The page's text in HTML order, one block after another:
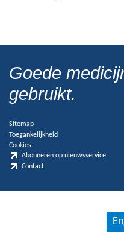
Goede
gebruikt.
Sitemap
Toegankelijkheid
Cookies
Abonneren op nieuwsservice
Contact